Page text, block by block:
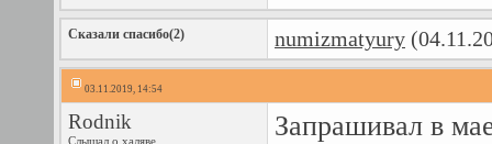
Сказали спасибо(2) numizmatyury
03.11.2019, 14:54
Rodnik
Слышал о халяве
Запрашивал в